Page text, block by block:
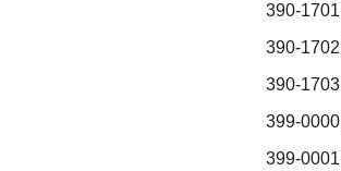
390-1701
390-1702
390-1703
399-0000
399-0001